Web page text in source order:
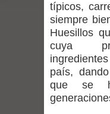
con
Alta
típicos,
siempre
Huesillos
cuya
país,
que se